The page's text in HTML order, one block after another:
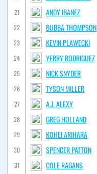
21
ANDY IBANEZ
22
BUBBA THOMPSON
23
KEVIN PLAWECKI
24
YERRY RODRIGUEZ
25
NICK SNYDER
26
TYSON MILLER
27
A.J. ALEXY
28
GREG HOLLAND
29
KOHEI ARIHARA
30
SPENCER PATTON
31
COLE RAGANS